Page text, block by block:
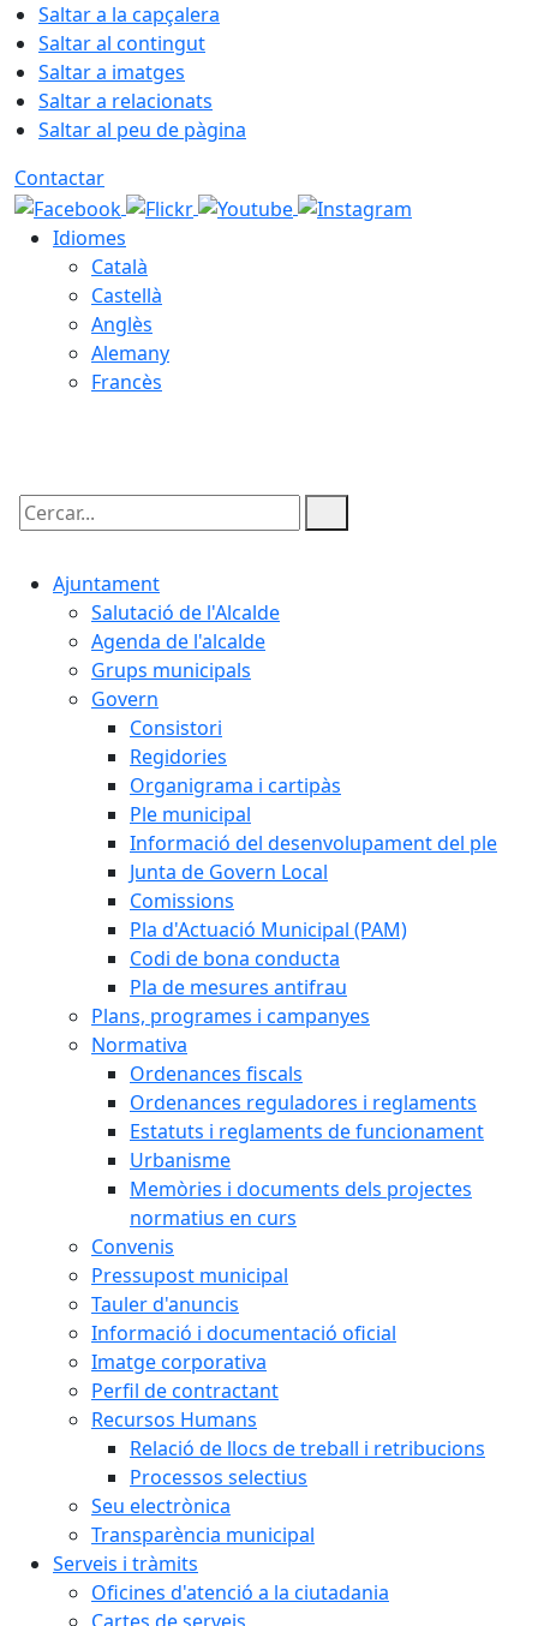
Saltar a la capçalera
Saltar al contingut
Saltar a imatges
Saltar a relacionats
Saltar al peu de pàgina
Contactar
Idiomes
Català
Castellà
Anglès
Alemany
Francès
Cercar:
Ajuntament
Salutació de l'Alcalde
Agenda de l'alcalde
Grups municipals
Govern
Consistori
Regidories
Organigrama i cartipàs
Ple municipal
Informació del desenvolupament del ple
Junta de Govern Local
Comissions
Pla d'Actuació Municipal (PAM)
Codi de bona conducta
Pla de mesures antifrau
Plans, programes i campanyes
Normativa
Ordenances fiscals
Ordenances reguladores i reglaments
Estatuts i reglaments de funcionament
Urbanisme
Memòries i documents dels projectes
normatius en curs
Convenis
Pressupost municipal
Tauler d'anuncis
Informació i documentació oficial
Imatge corporativa
Perfil de contractant
Recursos Humans
Relació de llocs de treball i retribucions
Processos selectius
Seu electrònica
Transparència municipal
Serveis i tràmits
Oficines d'atenció a la ciutadania